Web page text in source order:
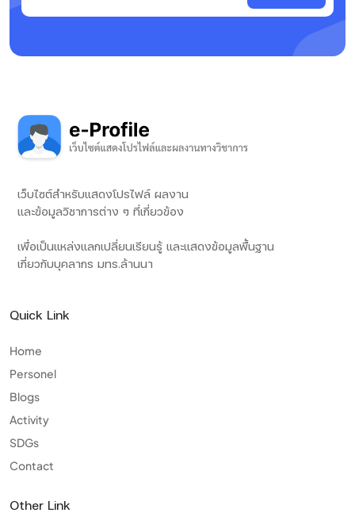
เว็บไซต์สำหรับแสดงโปรไฟล์ ผลงาน
และข้อมูลวิชาการต่าง ๆ ที่เกี่ยวข้อง
เพื่อเป็นแหล่งแลกเปลี่ยนเรียนรู้ และแสดงข้อมูลพื้นฐาน
เกี่ยวกับบุคลากร มทร.ล้านนา
Quick Link
Home
Personel
Blogs
Activity
SDGs
Contact
Other Link